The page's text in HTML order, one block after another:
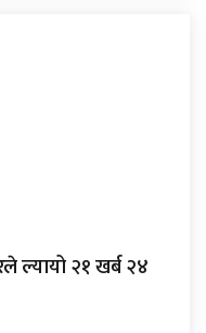
ल्यायो २१ खर्ब २४